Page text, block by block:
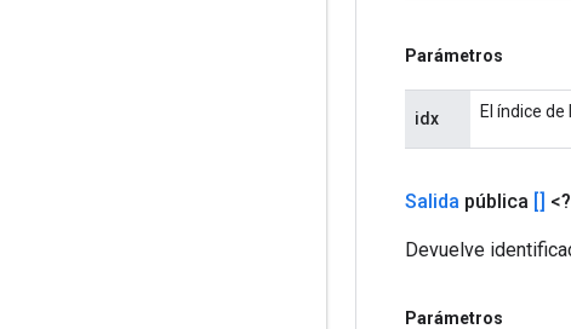
Parámetros
idx El índice
Salida pública []
Devuelve
Parámetros